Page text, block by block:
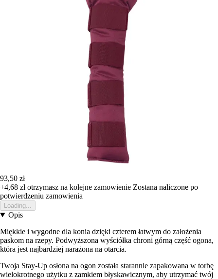
93,50 zł
+4,68 złotrzymasz na kolejne zamowienie Zostana naliczone po
potwierdzeniu zamowienia
Loading...
Opis
Miękkie i wygodne dla konia dzięki czterem łatwym do założenia
paskom na rzepy. Podwyższona wyściółka chroni górną część ogona,
która jest najbardziej narażona na otarcia.
Twoja Stay-Up osłona na ogon została starannie zapakowana w torbę
wielokrotnego użytku z zamkiem błyskawicznym, aby utrzymać twój